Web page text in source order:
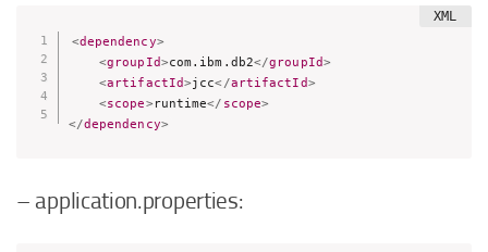
<dependency>
<groupId>com.ibm.db2</groupId>
<artifactId>jcc</artifactId>
<scope> runtime</ scope>
</dependency>
– application.properties: